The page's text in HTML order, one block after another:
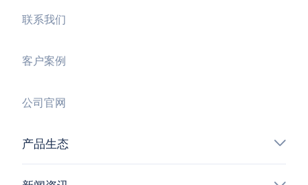
联系我们
客户案例
公司官网
产品生态